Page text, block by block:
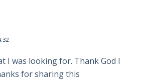
I was looking for. Thank God I
for sharing this